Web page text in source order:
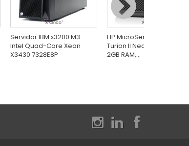
Servidor IBM x3200 M3 -
Intel Quad-Core Xeon
X3430 7328E8P
HP MicroServer N54L -
Turion II Neo N54L
2GB RAM,...